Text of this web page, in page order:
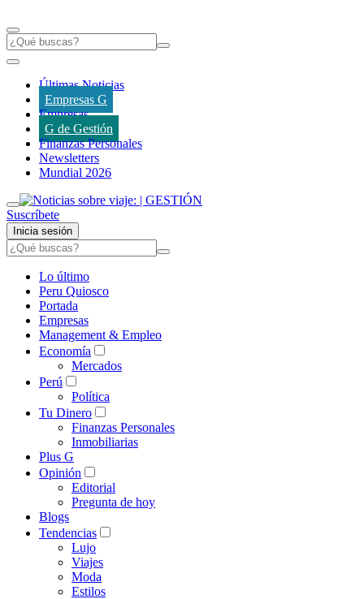
Últimas Noticias
Empresas G
Empresas
G de Gestión
Finanzas Personales
Newsletters
Mundial 2026
Suscríbete
Inicia sesión
Lo último
Peru Quiosco
Portada
Empresas
Management & Empleo
Economía
Mercados
Perú
Política
Tu Dinero
Finanzas Personales
Inmobiliarias
Plus G
Opinión
Editorial
Pregunta de hoy
Blogs
Tendencias
Lujo
Viajes
Moda
Estilos